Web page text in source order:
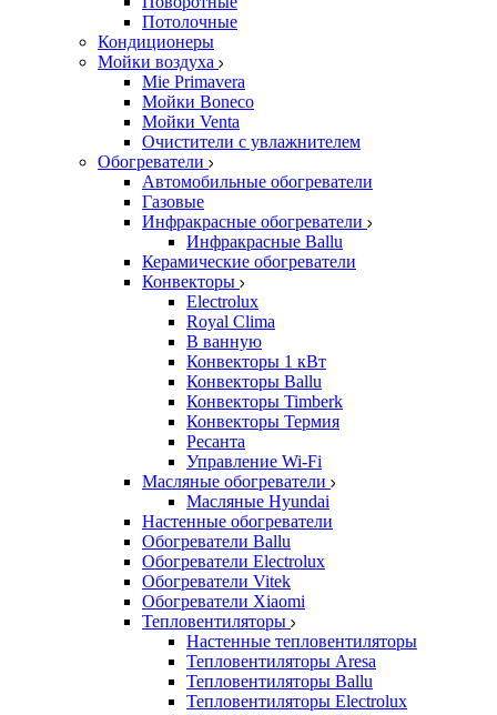
Потолочные
Кондиционеры
Мойки воздуха
Mie Primavera
Мойки Boneco
Мойки Venta
Очистители с увлажнителем
Обогреватели
Автомобильные обогреватели
Газовые
Инфракрасные обогреватели
Инфракрасные Ballu
Керамические обогреватели
Конвекторы
Electrolux
Royal Clima
В ванную
Конвекторы 1 кВт
Конвекторы Ballu
Конвекторы Timberk
Конвекторы Термия
Ресанта
Управление Wi-Fi
Масляные обогреватели
Масляные Hyundai
Настенные обогреватели
Обогреватели Ballu
Обогреватели Electrolux
Обогреватели Vitek
Обогреватели Xiaomi
Тепловентиляторы
Настенные тепловентиляторы
Тепловентиляторы Aresa
Тепловентиляторы Ballu
Тепловентиляторы Electrolux